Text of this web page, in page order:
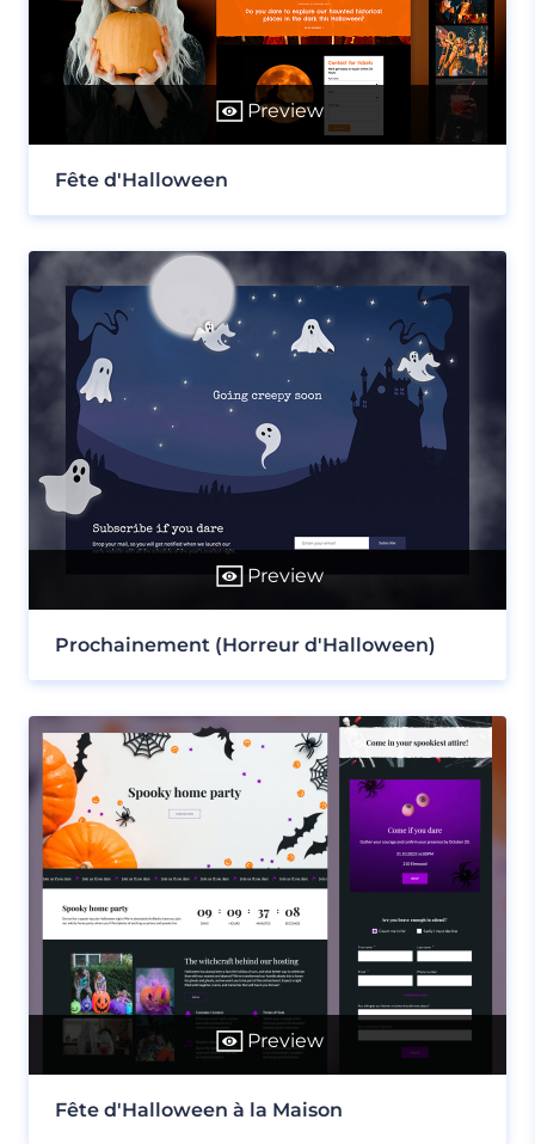
Preview
Fête d'Halloween
Preview
Prochainement (Horreur d'Halloween)
Preview
Fête d'Halloween à la Maison